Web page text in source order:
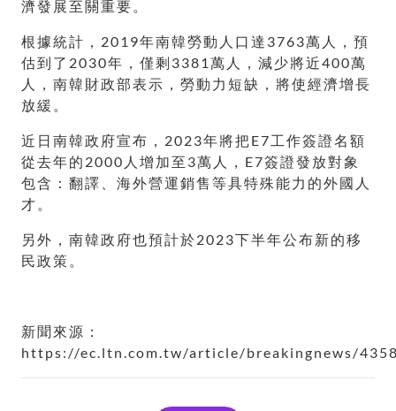
濟發展至關重要。
根據統計，2019年南韓勞動人口達3763萬人，預
估到了2030年，僅剩3381萬人，減少將近400萬
人，南韓財政部表示，勞動力短缺，將使經濟增長
放緩。
近日南韓政府宣布，2023年將把E7工作簽證名額
從去年的2000人增加至3萬人，E7簽證發放對象
包含：翻譯、海外營運銷售等具特殊能力的外國人
才。
另外，南韓政府也預計於2023下半年公布新的移
民政策。
新聞來源：
https://ec.ltn.com.tw/article/breakingnews/